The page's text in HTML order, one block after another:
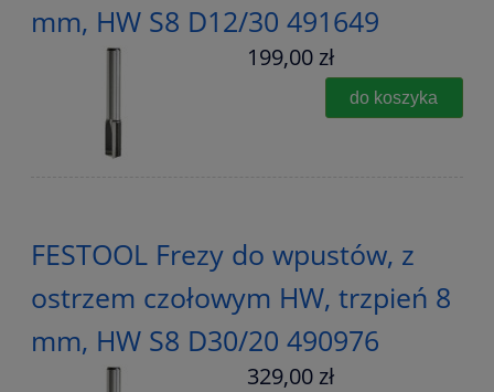
mm, HW S8 D12/30 491649
199,00 zł
do koszyka
FESTOOL Frezy do wpustów, z
ostrzem czołowym HW, trzpień 8
mm, HW S8 D30/20 490976
329,00 zł